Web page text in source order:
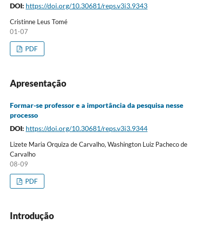
DOI: https://doi.org/10.30681/reps.v3i3.9343
Cristinne Leus Tomé
01-07
PDF
Apresentação
Formar-se professor e a importância da pesquisa nesse
processo
DOI: https://doi.org/10.30681/reps.v3i3.9344
Lizete Maria Orquiza de Carvalho, Washington Luiz Pacheco de
Carvalho
08-09
PDF
Introdução